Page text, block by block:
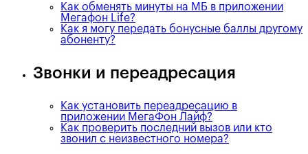
Как обменять минуты на МБ в приложении
Мегафон Life?
Как я могу передать бонусные баллы другому
абоненту?
Звонки и переадресация
Как установить переадресацию в
приложении МегаФон Лайф?
Как проверить последний вызов или кто
звонил с неизвестного номера?